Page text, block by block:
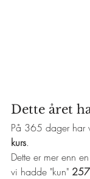
Dette året
På 365 dager har
kurs.
Dette er mer enn
vi hadde "kun"